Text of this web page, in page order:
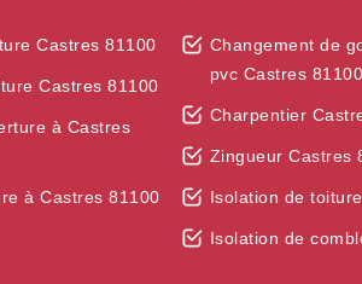
Castres 81100
Castres 81100
à Castres
à Castres 81100
Changement de
pvc Castres 81100
Charpentier
Zingueur Castres
Isolation de
Isolation de